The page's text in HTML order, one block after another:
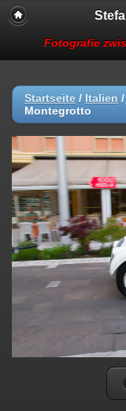
Fotografie
Startseite / Italien /
Montegrotto